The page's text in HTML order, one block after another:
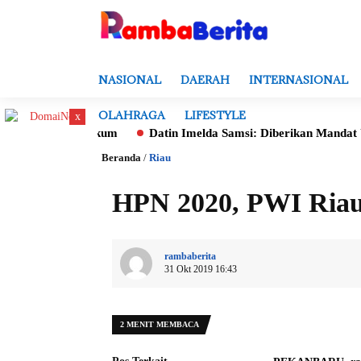
NASIONAL DAERAH INTERNASIONAL
OLAHRAGA LIFESTYLE
Datin Imelda Samsi: Diberikan Mandat Untuk
Beranda / Riau
HPN 2020, PWI
rambaberita
31 Okt 2019 16:43
2 MENIT MEMBACA
x